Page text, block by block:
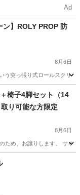
Ad
ン】ROLY PROP 防
8月6日
う突っ張り式ロールスクリ
椅子4脚セット（14
り可能な方限定
8月6日
ため、お譲りします。 サイ